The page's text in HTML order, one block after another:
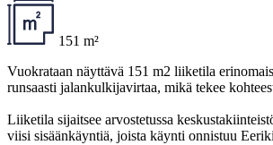
151 m²
Vuokrataan näyttävä 151 m2 liiketila
runsaasti jalankulkijavirtaa, mikä tekee
Liiketila sijaitsee arvostetussa
viisi sisäänkäyntiä, joista käynti onnistuu